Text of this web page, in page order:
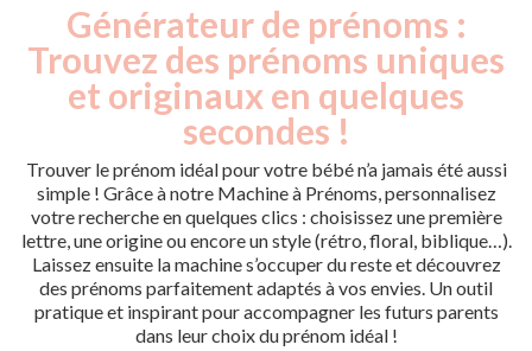
Générateur de prénoms :
Trouvez des prénoms uniques
et originaux en quelques
secondes !
Trouver le prénom idéal pour votre bébé n’a jamais été aussi
simple ! Grâce à notre Machine à Prénoms, personnalisez
votre recherche en quelques clics : choisissez une première
lettre, une origine ou encore un style (rétro, floral, biblique…).
Laissez ensuite la machine s’occuper du reste et découvrez
des prénoms parfaitement adaptés à vos envies. Un outil
pratique et inspirant pour accompagner les futurs parents
dans leur choix du prénom idéal !